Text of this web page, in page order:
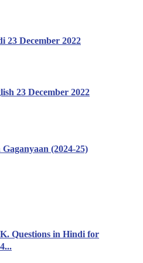
December 2022
23 December 2022
(2024-25)
Questions in Hindi for